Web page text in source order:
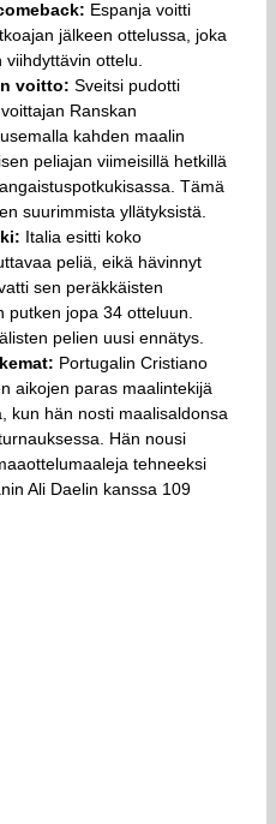
Espanja voitti
jälkeen ottelussa, joka
ottelu.
voitto: Sveitsi pudotti
Ranskan
kahden maalin
peliajan viimeisillä hetkillä
Tämä
suurimmista yllätyksistä.
Italia esitti koko
peliä, eikä hävinnyt
sen peräkkäisten
jopa 34 otteluun.
pelien uusi ennätys.
Portugalin Cristiano
aikojen paras maalintekijä
kun hän nosti maalisaldonsa
Hän nousi
tehneeksi
Ali Daelin kanssa 109